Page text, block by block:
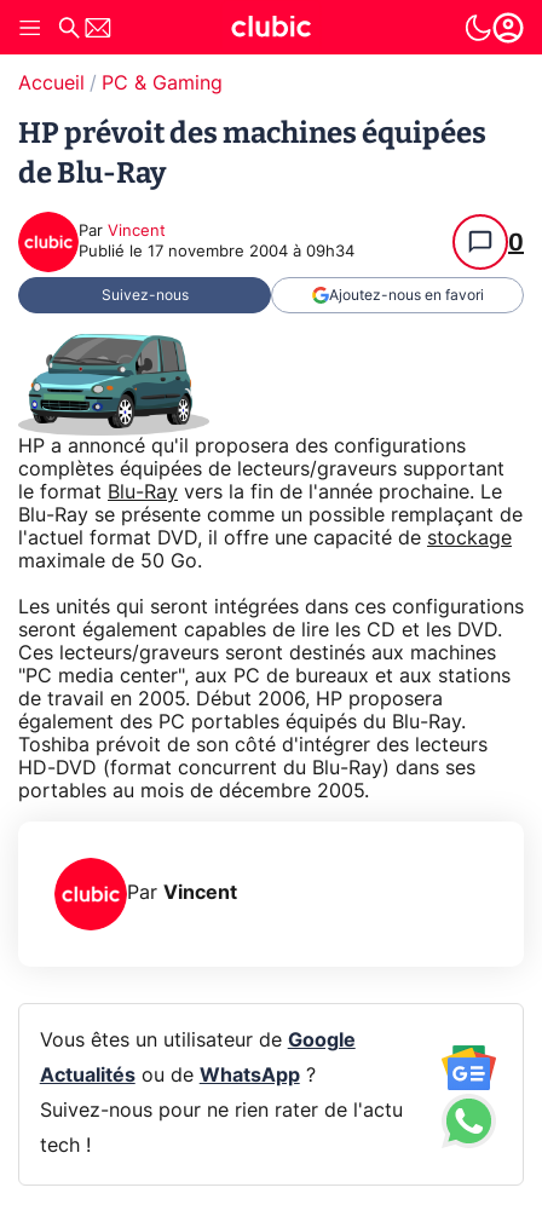
Accueil PC & Gaming
HP prévoit des machines équipées
de Blu-Ray
Par Vincent
Publié le 17 novembre 2004 à 09h34 0
Suivez-nous Ajoutez-nous en favori
HP a annoncé qu'il proposera des configurations
complètes équipées de lecteurs/graveurs supportant
le format Blu-Ray vers la fin de l'année prochaine. Le
Blu-Ray se présente comme un possible remplaçant de
l'actuel format DVD, il offre une capacité de stockage
maximale de 50 Go.
Les unités qui seront intégrées dans ces configurations
seront également capables de lire les CD et les DVD.
Ces lecteurs/graveurs seront destinés aux machines
"PC media center", aux PC de bureaux et aux stations
de travail en 2005. Début 2006, HP proposera
également des PC portables équipés du Blu-Ray.
Toshiba prévoit de son côté d'intégrer des lecteurs
HD-DVD (format concurrent du Blu-Ray) dans ses
portables au mois de décembre 2005.
Par Vincent
Vous êtes un utilisateur de Google
Actualitésou de WhatsApp?
Suivez-nous pour ne rien rater de l'actu
tech !